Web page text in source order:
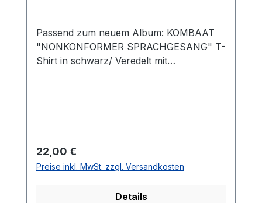
Passend zum neuem Album: KOMBAAT
"NONKONFORMER SPRACHGESANG" T-
Shirt in schwarz/ Veredelt mit
Rippstrick für einen modernen Look
#uptodate UNISEX #Qualität /Griffigkeit
Gefertigt aus 100 % Baumwolle
Regulärer Preis:
22,00 €
Preise inkl. MwSt. zzgl. Versandkosten
Details